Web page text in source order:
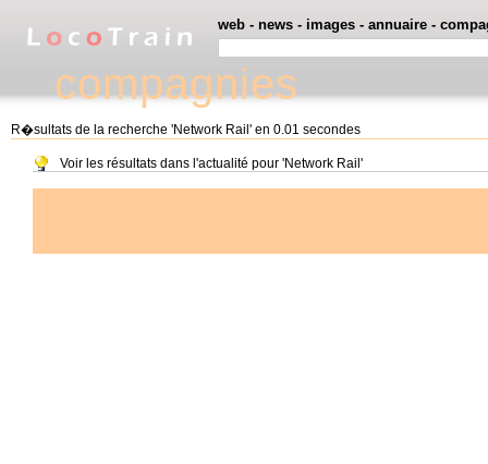
compagnies
web - news - images - annuaire -
R�sultats de la recherche 'Network Rail' en 0.01 secondes
Voir les résultats dans l'actualité pour 'Network Rail'